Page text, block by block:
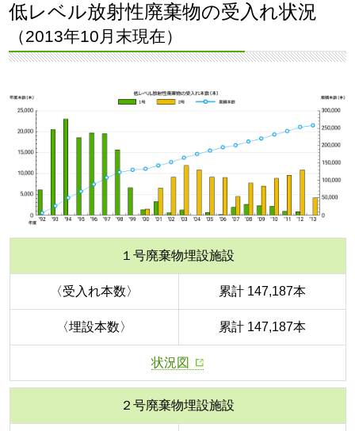
低レベル放射性廃棄物の受入れ状況
（2013年10月末現在）
１号廃棄物埋設施設
〈受入れ本数〉 累計 147,187本
〈埋設本数〉 累計 147,187本
状況図
２号廃棄物埋設施設